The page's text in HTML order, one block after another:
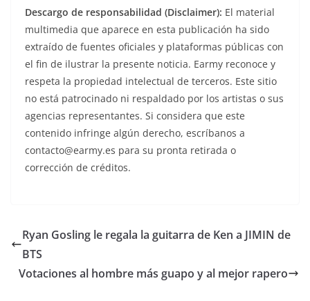
Descargo de responsabilidad (Disclaimer): El material
multimedia que aparece en esta publicación ha sido
extraído de fuentes oficiales y plataformas públicas con
el fin de ilustrar la presente noticia. Earmy reconoce y
respeta la propiedad intelectual de terceros. Este sitio
no está patrocinado ni respaldado por los artistas o sus
agencias representantes. Si considera que este
contenido infringe algún derecho, escríbanos a
contacto@earmy.es para su pronta retirada o
corrección de créditos.
Ryan Gosling le regala la guitarra de Ken a JIMIN de
BTS
Votaciones al hombre más guapo y al mejor rapero